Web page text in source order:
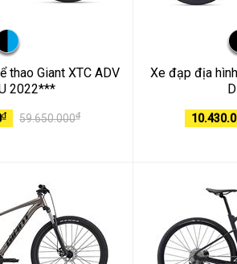
thao Giant XTC ADV
2022***
₫ 59.650.000₫
Xe đạp địa